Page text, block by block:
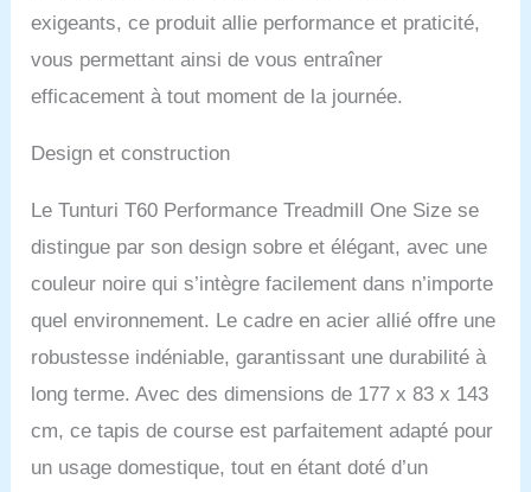
exigeants, ce produit allie performance et praticité,
vous permettant ainsi de vous entraîner
efficacement à tout moment de la journée.
Design et construction
Le Tunturi T60 Performance Treadmill One Size se
distingue par son design sobre et élégant, avec une
couleur noire qui s’intègre facilement dans n’importe
quel environnement. Le cadre en acier allié offre une
robustesse indéniable, garantissant une durabilité à
long terme. Avec des dimensions de 177 x 83 x 143
cm, ce tapis de course est parfaitement adapté pour
un usage domestique, tout en étant doté d’un